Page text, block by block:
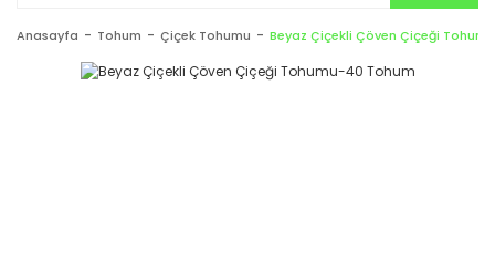
Anasayfa Tohum Çiçek Tohumu Beyaz Çiçekli Çöven Çiçeği